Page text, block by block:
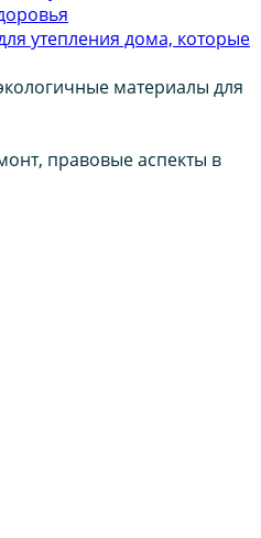
утепления дома, которые
материалы для
правовые аспекты в